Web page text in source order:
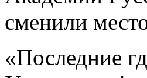
сменили
«Последние